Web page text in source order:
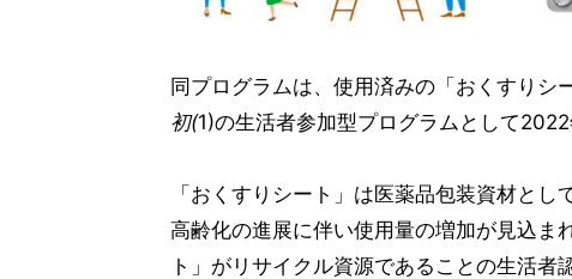
同プログラムは、使用済みの「おくすりシ
初(1)の生活者参加型プログラムとして
「おくすりシート」は医薬品包装資材と
高齢化の進展に伴い使用量の増加が見込ま
ト」がリサイクル資源であることの生活